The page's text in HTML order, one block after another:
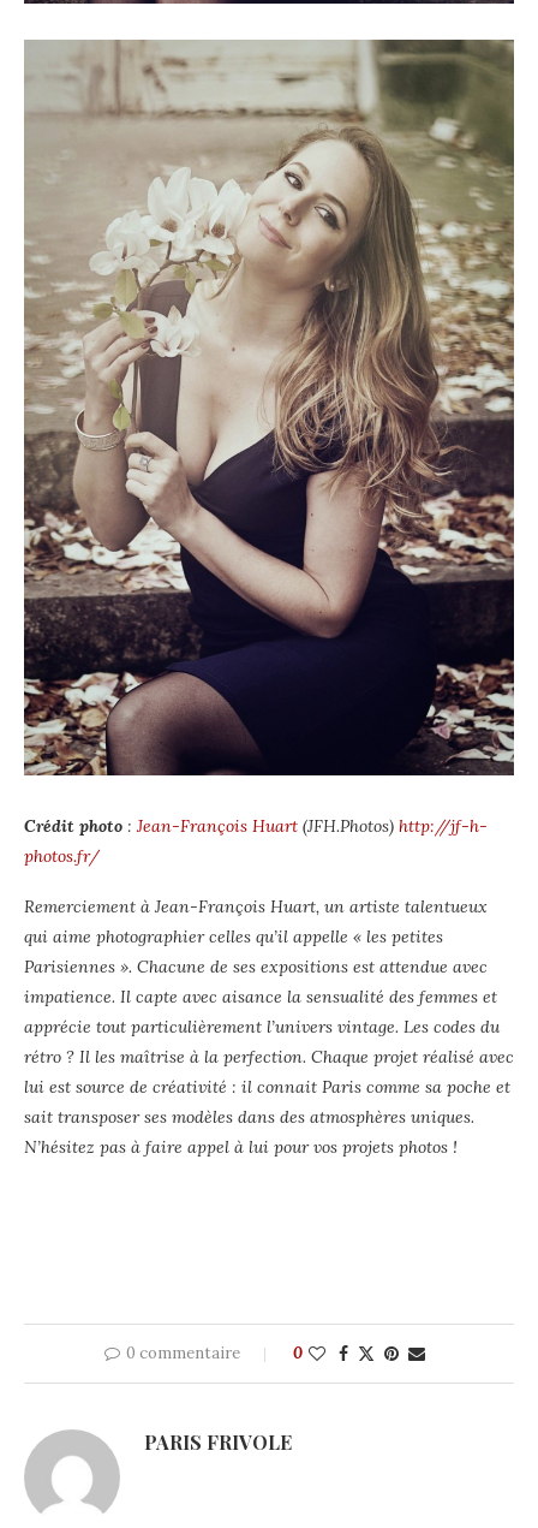
Crédit photo : Jean-François Huart (JFH.Photos) http://jf-h-
photos.fr/
Remerciement à Jean-François Huart, un artiste talentueux
qui aime photographier celles qu’il appelle « les petites
Parisiennes ». Chacune de ses expositions est attendue avec
impatience. Il capte avec aisance la sensualité des femmes et
apprécie tout particulièrement l’univers vintage. Les codes du
rétro ? Il les maîtrise à la perfection. Chaque projet réalisé avec
lui est source de créativité : il connait Paris comme sa poche et
sait transposer ses modèles dans des atmosphères uniques.
N’hésitez pas à faire appel à lui pour vos projets photos !
0 commentaire 0
PARIS FRIVOLE